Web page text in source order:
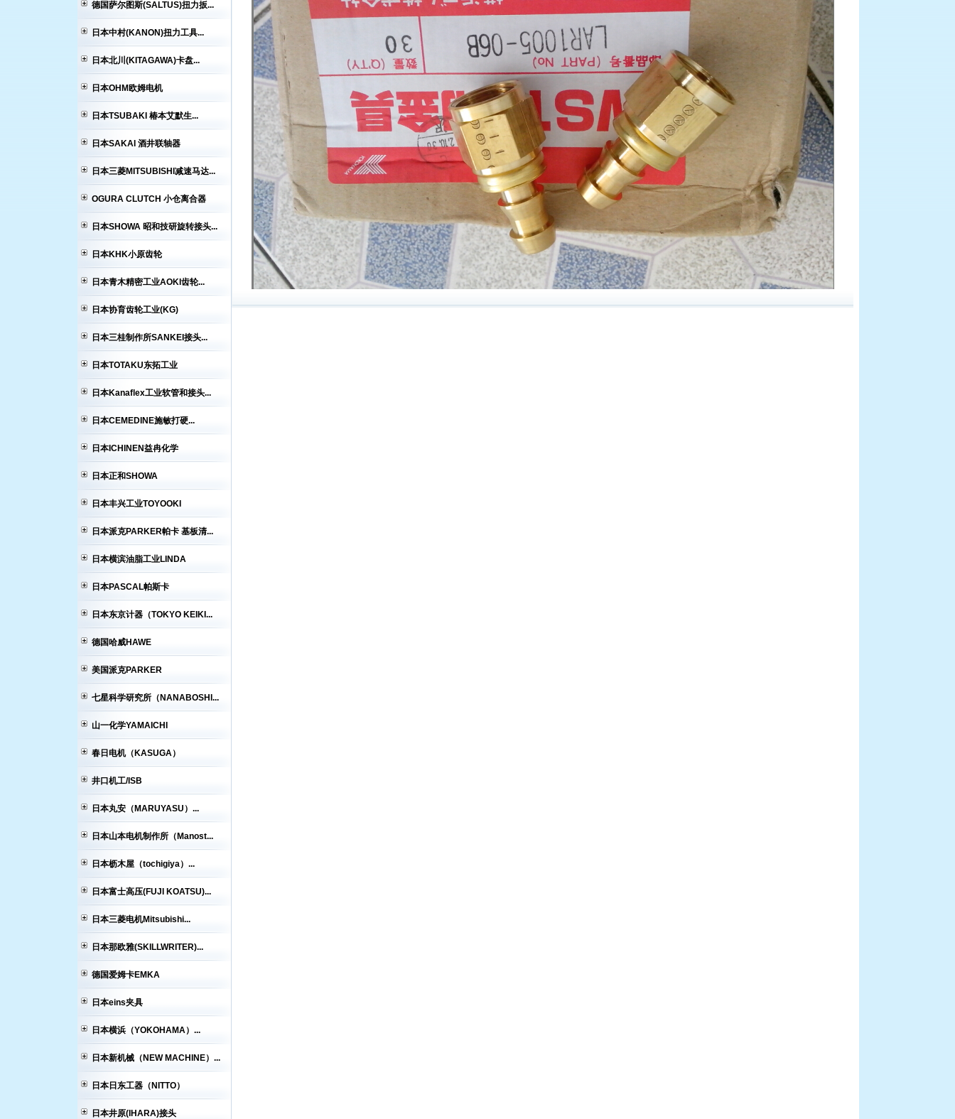
德国萨尔图斯(SALTUS)扭力扳...
日本中村(KANON)扭力工具...
日本北川(KITAGAWA)卡盘...
日本OHM欧姆电机
日本TSUBAKI 椿本艾默生...
日本SAKAI 酒井联轴器
日本三菱MITSUBISHI减速马达...
OGURA CLUTCH 小仓离合器
日本SHOWA 昭和技研旋转接头...
日本KHK小原齿轮
日本青木精密工业AOKI齿轮...
日本协育齿轮工业(KG)
日本三桂制作所SANKEI接头...
日本TOTAKU东拓工业
日本Kanaflex工业软管和接头...
日本CEMEDINE施敏打硬...
日本ICHINEN益冉化学
日本正和SHOWA
日本丰兴工业TOYOOKI
日本派克PARKER帕卡 基板清...
日本横滨油脂工业LINDA
日本PASCAL帕斯卡
日本东京计器（TOKYO KEIKI...
德国哈威HAWE
美国派克PARKER
七星科学研究所（NANABOSHI...
山一化学YAMAICHI
春日电机（KASUGA）
井口机工/ISB
日本丸安（MARUYASU）...
日本山本电机制作所（Manost...
日本枥木屋（tochigiya）...
日本富士高压(FUJI KOATSU)...
日本三菱电机Mitsubishi...
日本那欧雅(SKILLWRITER)...
德国爱姆卡EMKA
日本eins夹具
日本横浜（YOKOHAMA）...
日本新机械（NEW MACHINE）...
日本日东工器（NITTO）
日本井原(IHARA)接头